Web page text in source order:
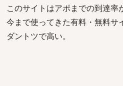
このサイトはアポまでの到達率
今まで使ってきた有料・無料サ
ダントツで高い。